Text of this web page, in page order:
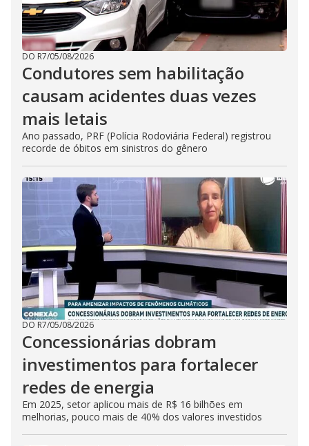
DO R7/05/08/2026
Condutores sem habilitação
causam acidentes duas vezes
mais letais
Ano passado, PRF (Polícia Rodoviária Federal) registrou
recorde de óbitos em sinistros do gênero
DO R7/05/08/2026
Concessionárias dobram
investimentos para fortalecer
redes de energia
Em 2025, setor aplicou mais de R$ 16 bilhões em
melhorias, pouco mais de 40% dos valores investidos